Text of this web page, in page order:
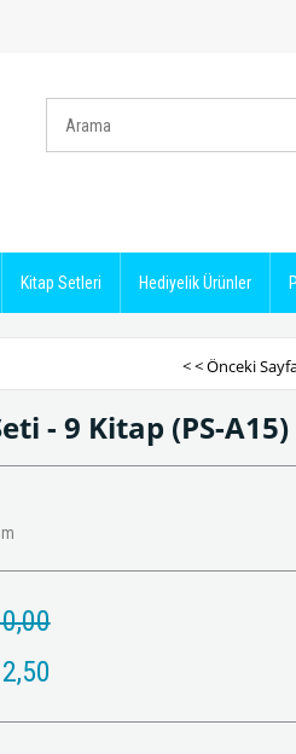
Kitap Setleri Hediyelik Ürünler
< < Önceki
- 9 Kitap (PS-A15)